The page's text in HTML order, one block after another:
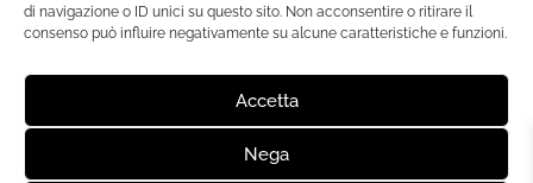
di navigazione o ID unici su questo sito. Non acconsentire o ritirare il
consenso può influire negativamente su alcune caratteristiche e funzioni.
Accetta
Nega